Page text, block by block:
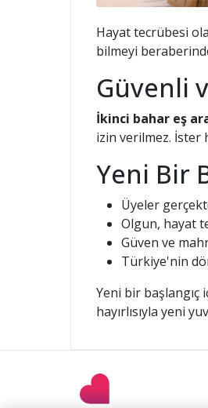
Hayat tecrübesi
bilmeyi
Güvenli
İkinci bahar eş
izin verilmez. İster
Yeni Bir
Üyeler
Olgun, hayat
Güven ve
Türkiye'nin
Yeni bir başlangıç
hayırlısıyla yeni